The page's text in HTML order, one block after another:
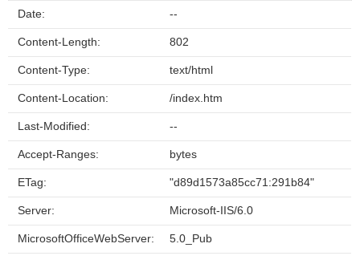
Date: --
Content-Length: 802
Content-Type: text/html
Content-Location: /index.htm
Last-Modified: --
Accept-Ranges: bytes
ETag: "d89d1573a85cc71:291b84"
Server: Microsoft-IIS/6.0
MicrosoftOfficeWebServer: 5.0_Pub